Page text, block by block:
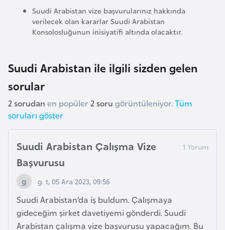
Suudi Arabistan vize başvurularınız hakkında
verilecek olan kararlar Suudi Arabistan
Konsolosluğunun inisiyatifi altında olacaktır.
Suudi Arabistan ile ilgili sizden gelen
sorular
2 sorudan en popüler2 soru görüntüleniyor.Tüm
soruları göster
Suudi Arabistan Çalışma Vize
Başvurusu
g. t, 05 Ara 2023, 09:56
Suudi Arabistan’da iş buldum. Çalışmaya
gideceğim şirket davetiyemi gönderdi. Suudi
Arabistan çalışma vize başvurusu yapacağım. Bu
r
i
t
i
Ç
i
n